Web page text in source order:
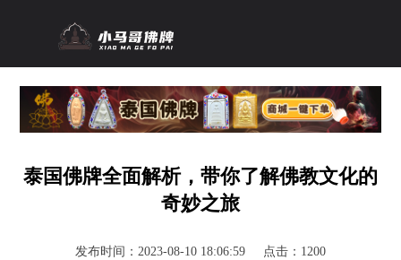
泰国佛牌全面解析，带你了解佛教文化的
奇妙之旅
发布时间：2023-08-10 18:06:59
点击：1200